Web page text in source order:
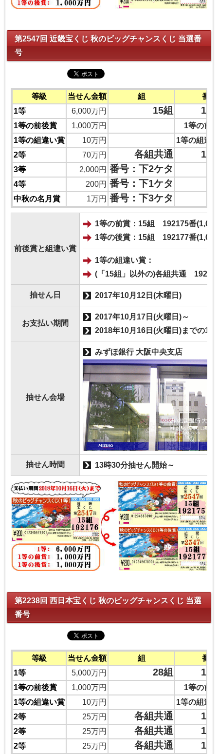
第2547回 近畿宝くじ 秋のビッグチャンスくじ 当選番
号
等級 当せん金額 組
番号
1等
6,000万円 15組
1等の前後賞 1,000万円
1等の前
1等の組違い賞
10万円
1等の組違
2等
70万円 各組共通
3等 2,000円 番号：下2ケタ
4等 200円 番号：下1ケタ
中秋の名月賞 1万円 番号：下3ケタ
前後賞と組違い賞
1等の前賞：15組 192175番
1等の後賞：15組 192177番
1等の組違い賞：
(「15組」以外の)各組共通
抽せん日 2017年10月12日(木曜日)
お支払い期間
2017年10月17日(火曜日)～
2018年10月16日(火曜日)までの1
抽せん会場
みずほ銀行 大阪中央支店
抽せん時間 13時30分抽せん開始～
第2238回 西日本宝くじ 秋のビッグチャンスくじ 当選
番号
等級 当せん金額 組
番号
1等
5,000万円 28組
1等の前後賞 1,000万円
1等の前
1等の組違い賞
10万円
1等の組違
2等
25万円 各組共通
2等 25万円 各組共通
2等 25万円 各組共通